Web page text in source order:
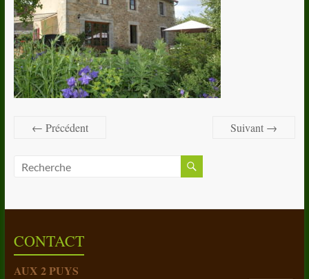
← Précédent Suivant →
CONTACT
AUX 2 PUYS